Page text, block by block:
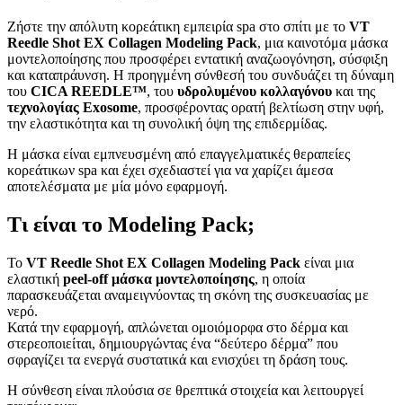
Ζήστε την απόλυτη κορεάτικη εμπειρία spa στο σπίτι με το VT
Reedle Shot EX Collagen Modeling Pack, μια καινοτόμα μάσκα
μοντελοποίησης που προσφέρει εντατική αναζωογόνηση, σύσφιξη
και καταπράυνση. Η προηγμένη σύνθεσή του συνδυάζει τη δύναμη
του CICA REEDLE™, του υδρολυμένου κολλαγόνου και της
τεχνολογίας Exosome, προσφέροντας ορατή βελτίωση στην υφή,
την ελαστικότητα και τη συνολική όψη της επιδερμίδας.
Η μάσκα είναι εμπνευσμένη από επαγγελματικές θεραπείες
κορεάτικων spa και έχει σχεδιαστεί για να χαρίζει άμεσα
αποτελέσματα με μία μόνο εφαρμογή.
Τι είναι το Modeling Pack;
Το VT Reedle Shot EX Collagen Modeling Pack είναι μια
ελαστική peel-off μάσκα μοντελοποίησης, η οποία
παρασκευάζεται αναμειγνύοντας τη σκόνη της συσκευασίας με
νερό.
Κατά την εφαρμογή, απλώνεται ομοιόμορφα στο δέρμα και
στερεοποιείται, δημιουργώντας ένα “δεύτερο δέρμα” που
σφραγίζει τα ενεργά συστατικά και ενισχύει τη δράση τους.
Η σύνθεση είναι πλούσια σε θρεπτικά στοιχεία και λειτουργεί